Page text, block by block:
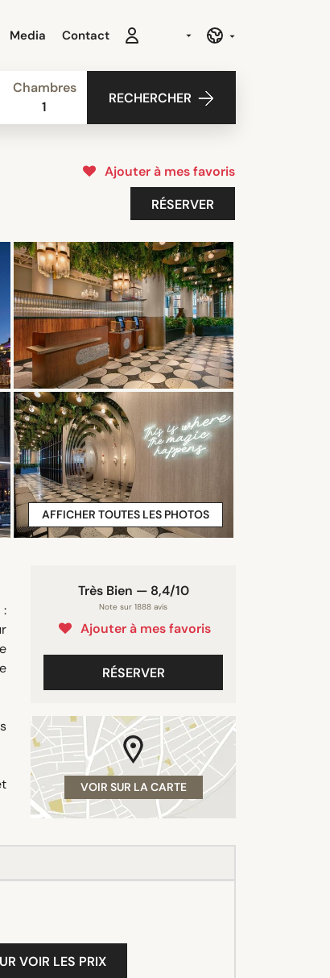
Media Contact
Chambres
1
RECHERCHER
Ajouter à mes favoris
RÉSERVER
AFFICHER TOUTES LES PHOTOS
Très Bien — 8,4/10
Note sur 1888 avis
Ajouter à mes favoris
RÉSERVER
VOIR SUR LA CARTE
VOIR LES PRIX